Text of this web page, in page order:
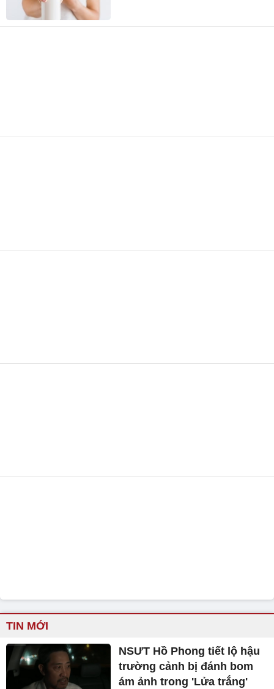
TIN MỚI
NSƯT Hồ Phong tiết lộ hậu
trường cảnh bị đánh bom
ám ảnh trong 'Lửa trắng'